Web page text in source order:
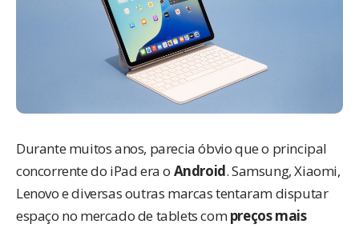
Durante muitos anos, parecia óbvio que o principal
concorrente do iPad era o Android. Samsung, Xiaomi,
Lenovo e diversas outras marcas tentaram disputar
espaço no mercado de tablets compreços mais